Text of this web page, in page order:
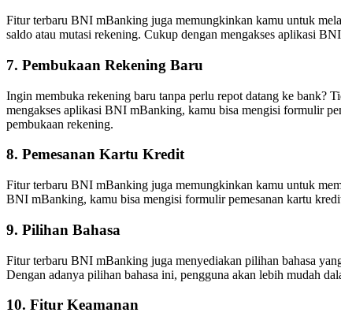
Fitur terbaru BNI mBanking juga memungkinkan kamu untuk
saldo atau mutasi rekening. Cukup dengan mengakses aplikasi
7. Pembukaan Rekening Baru
Ingin membuka rekening baru tanpa perlu repot datang ke bank?
mengakses aplikasi BNI mBanking, kamu bisa mengisi formulir
pembukaan rekening.
8. Pemesanan Kartu Kredit
Fitur terbaru BNI mBanking juga memungkinkan kamu untuk
BNI mBanking, kamu bisa mengisi formulir pemesanan kartu
9. Pilihan Bahasa
Fitur terbaru BNI mBanking juga menyediakan pilihan bahasa
Dengan adanya pilihan bahasa ini, pengguna akan lebih mudah
10. Fitur Keamanan